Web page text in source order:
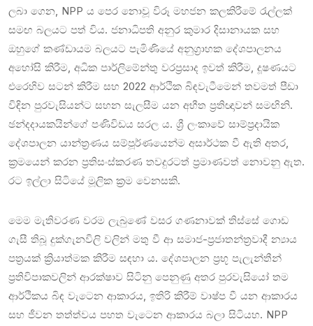
ලබා ගෙන, NPP ය පෙර නොවූ විරූ මහජන කලකිරීමේ රැල්ලක්
සමඟ බලයට පත් විය. ජනාධිපති අනුර කුමාර දිසානායක සහ
ඔහුගේ කණ්ඩායම බලයට පැමිණියේ අනුග්‍රාහක දේශපාලනය
අහෝසි කිරීම, අධික පාර්ලිමේන්තු වරප්‍රසාද ඉවත් කිරීම, දූෂණයට
එරෙහිව සටන් කිරීම සහ 2022 ආර්ථික බිඳවැටීමෙන් තවමත් පීඩා
විඳින පුරවැසියන්ට සහන සැලසීම යන අභීත ප්‍රතිඥාවන් සමඟිනි.
ඡන්දදායකයින්ගේ පණිවිඩය සරල ය. ශ්‍රී ලංකාවේ සාම්ප්‍රදායික
දේශපාලන යාන්ත්‍රණය සම්පූර්ණයෙන්ම අසාර්ථක වී ඇති අතර,
ක්‍රමයෙන් කරන ප්‍රතිසංස්කරණ තවදුරටත් ප්‍රමාණවත් නොවනු ඇත.
රට ඉල්ලා සිටියේ මූලික ක්‍රම වෙනසකි.
මෙම මැතිවරණ වරම ලැබුණේ වසර ගණනාවක් තිස්සේ ගොඩ
ගැසී තිබූ දුක්ගැනවිලි වලින් මතු වී ආ සමාජ-ප්‍රජාතන්ත්‍රවාදී න්‍යාය
පත්‍රයක් ක්‍රියාත්මක කිරීම සඳහා ය. දේශපාලන ප්‍රභූ පැලැන්තීන්
ප්‍රතිවිපාකවලින් ආරක්ෂාව සිටිනු පෙනුණු අතර පුරවැසියෝ තම
ආර්ථිකය බිඳ වැටෙන ආකාරය, ඉතිරි කිරීම් වාෂ්ප වී යන ආකාරය
සහ ජීවන තත්ත්වය පහත වැටෙන ආකාරය බලා සිටියහ. NPP